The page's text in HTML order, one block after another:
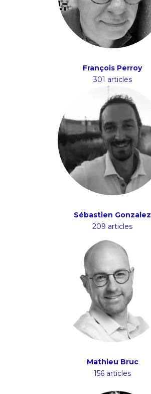
François Perroy
301 articles
Sébastien Gonzalez
209 articles
Mathieu Bruc
156 articles